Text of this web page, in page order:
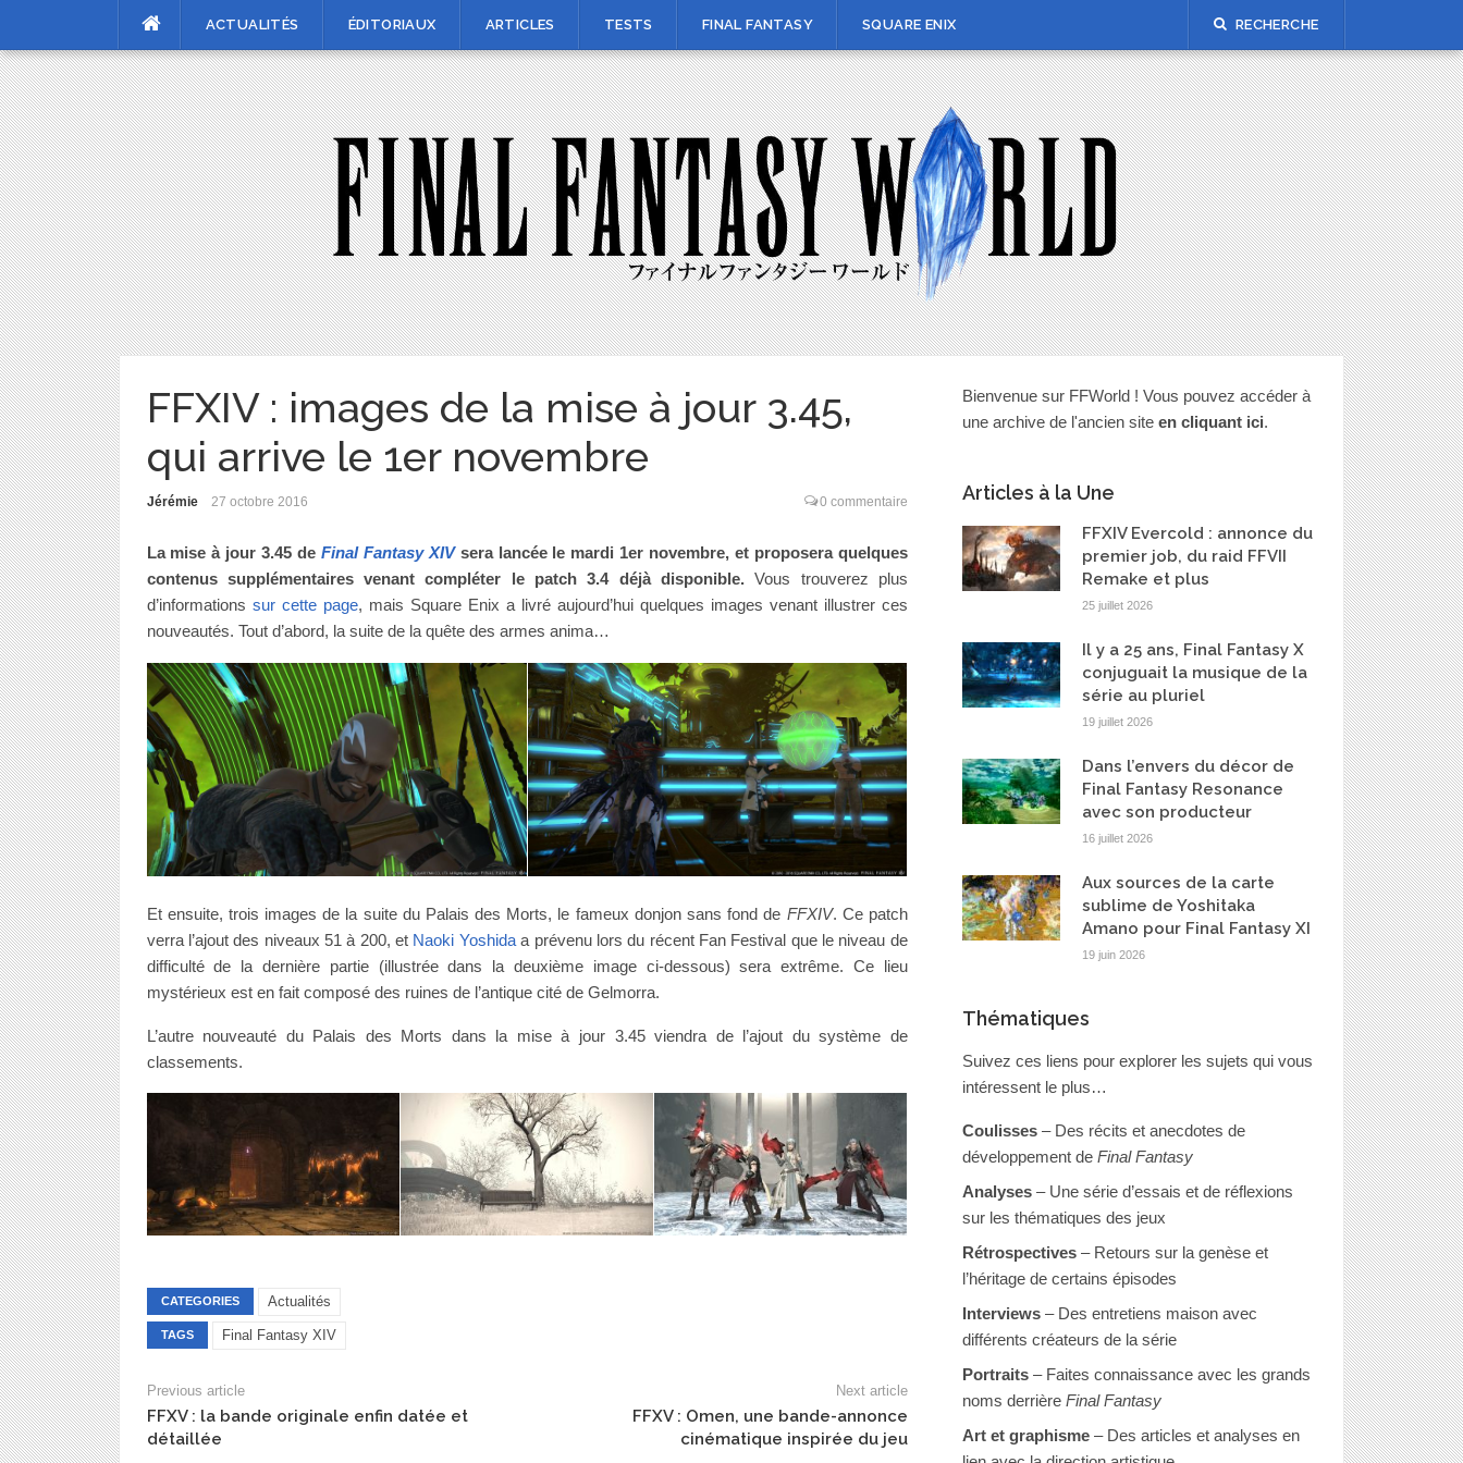
content
ACTUALITÉS ÉDITORIAUX ARTICLES TESTS FINAL FANTASY SQUARE ENIX RECHERCHE
FFXIV : images de la mise à jour 3.45,
qui arrive le 1er novembre
Jérémie 27 octobre 2016 0 commentaire
La mise à jour 3.45 de Final Fantasy XIVsera lancée le mardi 1er novembre, et proposera quelques
contenus supplémentaires venant compléter le patch 3.4 déjà disponible.Vous trouverez plus
d’informations sur cette page, mais Square Enix a livré aujourd’hui quelques images venant illustrer ces
nouveautés. Tout d’abord, la suite de la quête des armes anima…
Et ensuite, trois images de la suite du Palais des Morts, le fameux donjon sans fond de FFXIV. Ce patch
verra l’ajout des niveaux 51 à 200, et Naoki Yoshidaa prévenu lors du récent Fan Festival que le niveau de
difficulté de la dernière partie (illustrée dans la deuxième image ci-dessous) sera extrême. Ce lieu
mystérieux est en fait composé des ruines de l’antique cité de Gelmorra.
L’autre nouveauté du Palais des Morts dans la mise à jour 3.45 viendra de l’ajout du système de
classements.
CATEGORIES Actualités
TAGS Final Fantasy XIV
Previous article
FFXV : la bande originale enfin datée et
détaillée
Next article
FFXV : Omen, une bande-annonce
cinématique inspirée du jeu
Bienvenue sur FFWorld ! Vous pouvez accéder à
une archive de l'ancien site en cliquant ici.
Articles à la Une
FFXIV Evercold : annonce du
premier job, du raid FFVII
Remake et plus
25 juillet 2026
Il y a 25 ans, Final Fantasy X
conjuguait la musique de la
série au pluriel
19 juillet 2026
Dans l’envers du décor de
Final Fantasy Resonance
avec son producteur
16 juillet 2026
Aux sources de la carte
sublime de Yoshitaka
Amano pour Final Fantasy XI
19 juin 2026
Thématiques
Suivez ces liens pour explorer les sujets qui vous
intéressent le plus…
Coulisses– Des récits et anecdotes de
développement de Final Fantasy
Analyses– Une série d’essais et de réflexions
sur les thématiques des jeux
Rétrospectives– Retours sur la genèse et
l’héritage de certains épisodes
Interviews– Des entretiens maison avec
différents créateurs de la série
Portraits– Faites connaissance avec les grands
noms derrière Final Fantasy
Art et graphisme– Des articles et analyses en